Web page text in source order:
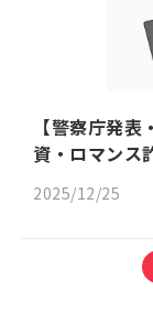
【警察庁発
資・ロマンス
2025/12/25